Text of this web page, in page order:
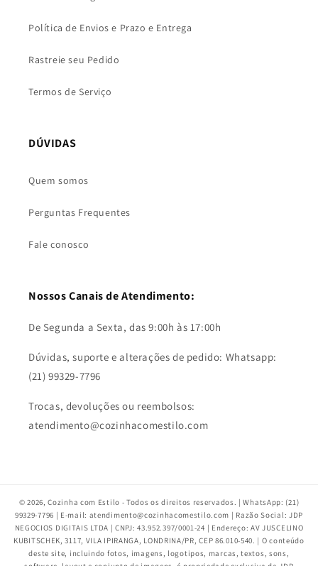
Política de Envios e Prazo e Entrega
Rastreie seu Pedido
Termos de Serviço
DÚVIDAS
Quem somos
Perguntas Frequentes
Fale conosco
Nossos Canais de Atendimento:
De Segunda a Sexta, das 9:00h às 17:00h
Dúvidas, suporte e alterações de pedido: Whatsapp:
(21) 99329-7796
Trocas, devoluções ou reembolsos:
atendimento@cozinhacomestilo.com
© 2026,Cozinha com Estilo - Todos os direitos reservados. | WhatsApp: (21)
99329-7796 | E-mail: atendimento@cozinhacomestilo.com | Razão Social: JDP
NEGOCIOS DIGITAIS LTDA | CNPJ: 43.952.397/0001-24 | Endereço: AV JUSCELINO
KUBITSCHEK, 3117, VILA IPIRANGA, LONDRINA/PR, CEP 86.010-540. | O conteúdo
deste site, incluindo fotos, imagens, logotipos, marcas, textos, sons,